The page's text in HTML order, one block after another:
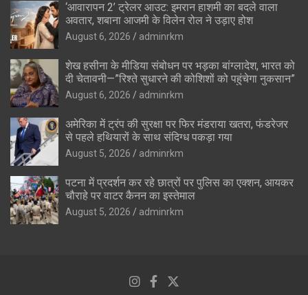
‘आवारापन 2’ ट्रेलर आउट: इमरान हाशमी का बदले वाला
अवतार, शबाना आजमी के विलेन रोल ने उड़ाए होश
August 6, 2026 adminrkm
शेख हसीना के मीडिया संबोधन पर भड़का बांग्लादेश, भारत को
दी चेतावनी—”रिश्ते सुधारने की कोशिशों को पहुंचेगा नुकसान”
August 6, 2026 adminrkm
अमेरिका में ट्रंप की सुरक्षा पर फिर मंडराया खतरा, फंडरेजर
से पहले हथियारों के साथ संदिग्ध पकड़ा गया
August 5, 2026 adminrkm
पटना में प्रदर्शन कर रहे छात्रों पर पुलिस का एक्शन, आयकर
चौराहे पर वाटर कैनन का इस्तेमाल
August 5, 2026 adminrkm